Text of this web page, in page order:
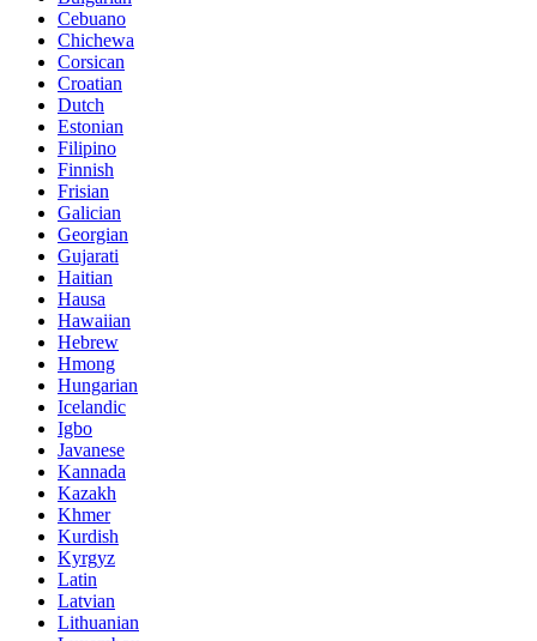
Cebuano
Chichewa
Corsican
Croatian
Dutch
Estonian
Filipino
Finnish
Frisian
Galician
Georgian
Gujarati
Haitian
Hausa
Hawaiian
Hebrew
Hmong
Hungarian
Icelandic
Igbo
Javanese
Kannada
Kazakh
Khmer
Kurdish
Kyrgyz
Latin
Latvian
Lithuanian